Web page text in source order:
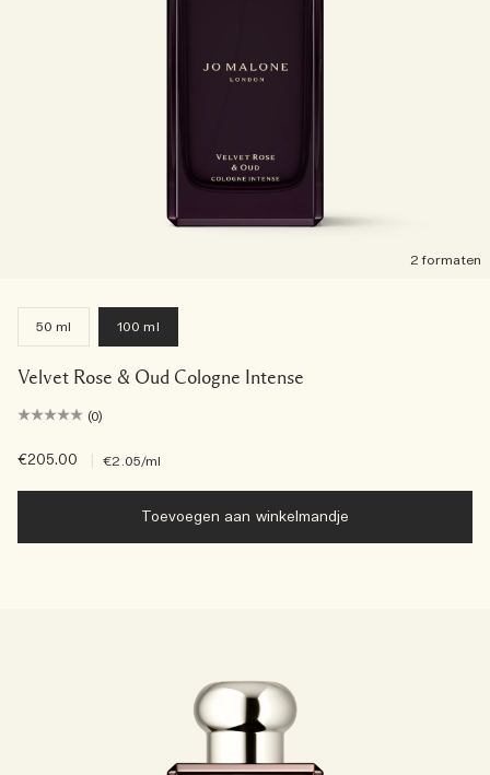
2 formaten
50 ml 100 ml
Velvet Rose & Oud Cologne Intense
(0)
€205.00 €2.05/ml
Toevoegen aan winkelmandje